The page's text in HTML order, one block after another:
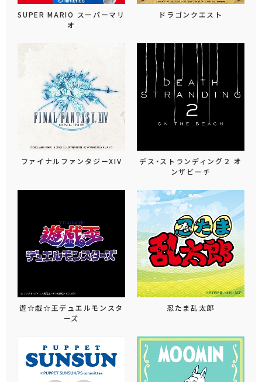
SUPER MARIO スーパーマリ
オ
ドラゴンクエスト
ファイナルファンタジーXIV
デス・ストランディング２ オ
ンザビーチ
遊☆戯☆王デュエルモンスタ
ーズ
忍たま乱太郎